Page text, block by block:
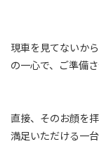
現車を見てないか
の一心で、ご準備
直接、そのお顔を
満足いただける一